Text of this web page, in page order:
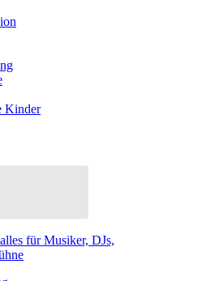
Kinder
für Musiker, DJs,